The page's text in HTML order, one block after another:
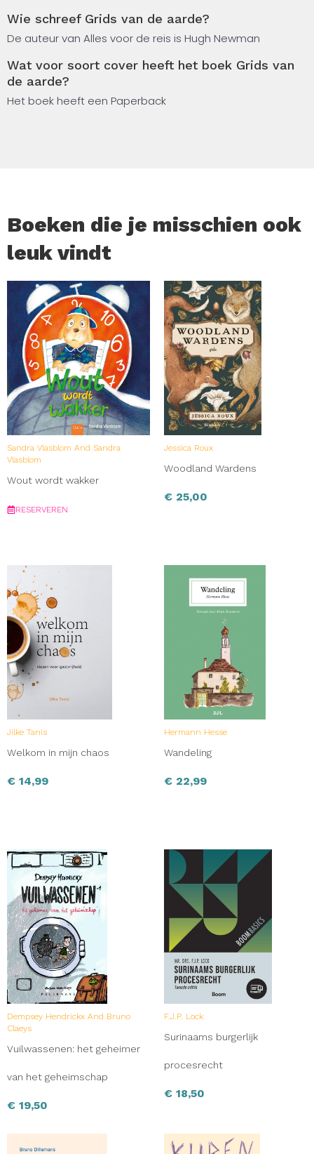
Wie schreef Grids van de aarde?
De auteur van Alles voor de reis is Hugh Newman
Wat voor soort cover heeft het boek Grids van
de aarde?
Het boek heeft een Paperback
Boeken die je misschien ook
leuk vindt
Sandra Vlasblom And Sandra
Vlasblom
Wout wordt wakker
RESERVEREN
Jessica Roux
Woodland Wardens
€ 25,00
Jilke Tanis
Welkom in mijn chaos
€ 14,99
Hermann Hesse
Wandeling
€ 22,99
Dempsey Hendrickx And Bruno
Claeys
Vuilwassenen: het geheimer
van het geheimschap
€ 19,50
F.J.P. Lock
Surinaams burgerlijk
procesrecht
€ 18,50